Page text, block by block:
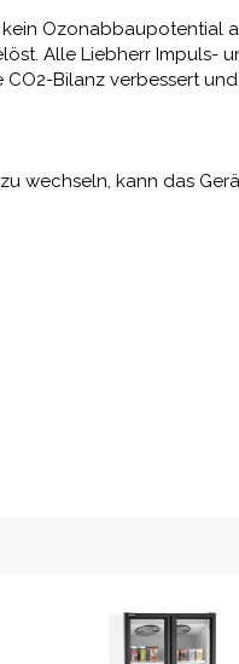
Ozonabbaupotential
Alle Liebherr Impuls-
Bilanz verbessert
wechseln, kann das